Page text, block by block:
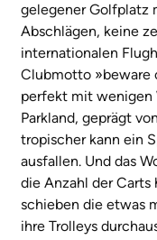
gelegener Golfplatz
Abschlägen, keine
internationalen
Clubmotto »beware
perfekt mit wenigen
Parkland, geprägt
tropischer kann ein
ausfallen. Und das
die Anzahl der Carts
schieben die etwas
ihre Trolleys